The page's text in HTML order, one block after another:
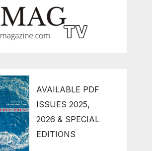
AVAILABLE PDF
ISSUES 2025,
2026 & SPECIAL
EDITIONS